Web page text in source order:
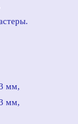
мм,
мм,